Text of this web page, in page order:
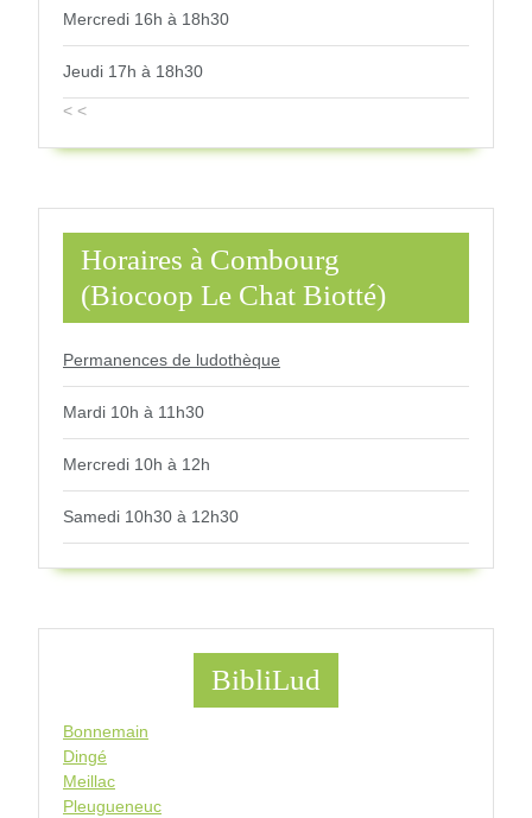
Mercredi 16h à 18h30
Jeudi 17h à 18h30
< <
Horaires à Combourg
(Biocoop Le Chat Biotté)
Permanences de ludothèque
Mardi 10h à 11h30
Mercredi 10h à 12h
Samedi 10h30 à 12h30
BibliLud
Bonnemain
Dingé
Meillac
Pleugueneuc